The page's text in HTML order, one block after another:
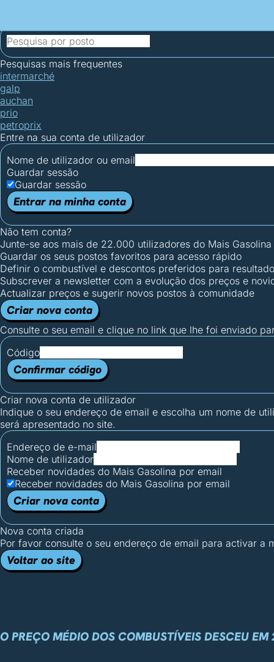
Pesquisas mais frequentes
intermarché
galp
auchan
prio
petroprix
Entre na sua conta de utilizador
Nome de utilizador ou email
Guardar sessão
Guardar sessão
Entrar na minha conta
Não tem conta?
Junte-se aos mais de 22.000 utilizadores do Mais
Guardar os seus postos favoritos para acesso rápido
Definir o combustível e descontos preferidos para
Subscrever a newsletter com a evolução dos preços e
Actualizar preços e sugerir novos postos à comunidade
Criar nova conta
Consulte o seu email e clique no link que lhe foi enviado
Código
Confirmar código
Criar nova conta de utilizador
Indique o seu endereço de email e escolha um nome de
será apresentado no site.
Endereço de e-mail
Nome de utilizador
Receber novidades do Mais Gasolina por email
Receber novidades do Mais Gasolina por email
Criar nova conta
Nova conta criada
Por favor consulte o seu endereço de email para activar a
Voltar ao site
O PREÇO MÉDIO DOS COMBUSTÍVEIS DESCEU